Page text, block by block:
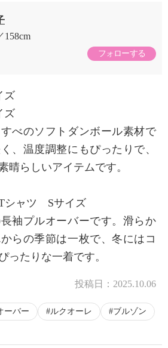
158cm
フォローする
ズ
ズ
べのソフトダンボール素材で
、温度調整にもぴったりで、
晴らしいアイテムです。
シャツ Sサイズ
袖プルオーバーです。滑らか
らの季節は一枚で、冬にはコ
ったりな一着です。
投稿日： 2025.10.06
ーバー ルクオーレ ブルゾン